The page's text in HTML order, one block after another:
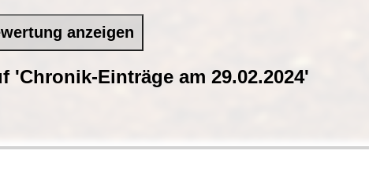
anzeigen
'Chronik-Einträge am 29.02.2024'